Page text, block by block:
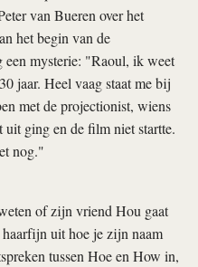
van Bueren over het
het begin van de
mysterie: "Raoul, ik weet
jaar. Heel vaag staat me bij
met de projectionist, wiens
uit ging en de film niet startte.
nog."
of zijn vriend Hou gaat
uit hoe je zijn naam
tussen Hoe en How in,